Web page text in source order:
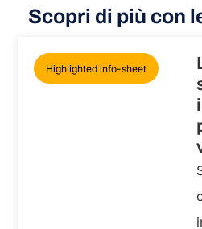
Scopri di più con
Highlighted info-sheet